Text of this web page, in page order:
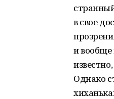
в свое
и вообще
Однако